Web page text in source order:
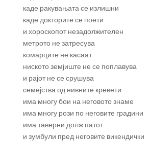
каде ракувањата се излишни
каде докторите се поети
и хороскопот незадолжителен
метрото не затресува
комарците не касаат
ниското земјиште не се поплавува
и рајот не се срушува
семејства од нивните кревети
има многу бои на неговото знаме
има многу рози по неговите градини
има таверни долж патот
и зумбули пред неговите викендички